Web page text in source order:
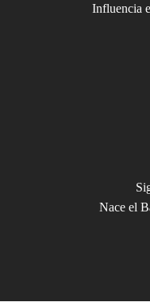
Influencia
Nace el